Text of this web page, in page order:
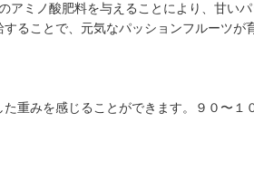
ミノ酸肥料を与えることにより、甘い
ることで、元気なパッションフルーツが
重みを感じることができます。９０〜１